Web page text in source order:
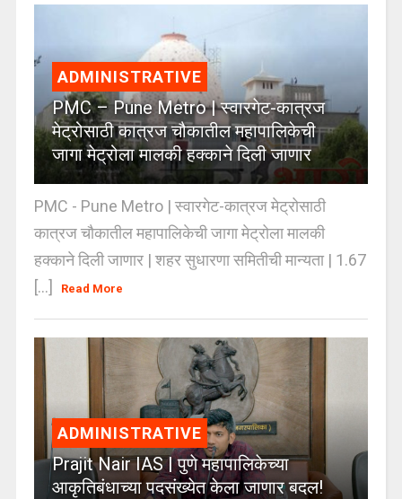
ADMINISTRATIVE
PMC – Pune Metro | स्वारगेट-कात्रज
मेट्रोसाठी कात्रज चौकातील महापालिकेची
जागा मेट्रोला मालकी हक्काने दिली जाणार
PMC - Pune Metro | स्वारगेट-कात्रज मेट्रोसाठी
कात्रज चौकातील महापालिकेची जागा मेट्रोला मालकी
हक्काने दिली जाणार | शहर सुधारणा समितीची मान्यता | 1.67
[...]
Read More
ADMINISTRATIVE
Prajit Nair IAS | पुणे महापालिकेच्या
आकृतिबंधाच्या पदसंख्येत केला जाणार बदल!